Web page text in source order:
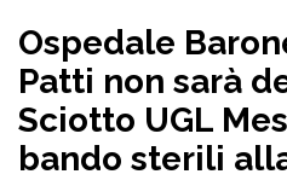
Ospedale
Patti non sarà
Sciotto UGL
bando sterili